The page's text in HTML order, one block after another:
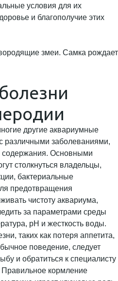
условия для их
и благополучие этих
другие аквариумные
различными заболеваниями,
содержания. Основными
столкнуться владельцы,
бактериальные
предотвращения
чистоту аквариума,
за параметрами среды
pH и жесткость воды.
таких как потеря аппетита,
поведение, следует
и обратиться к специалисту
Правильное кормление